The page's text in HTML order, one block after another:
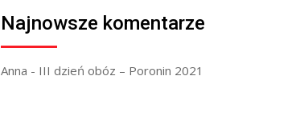
Najnowsze komentarze
Anna - III dzień obóz – Poronin 2021